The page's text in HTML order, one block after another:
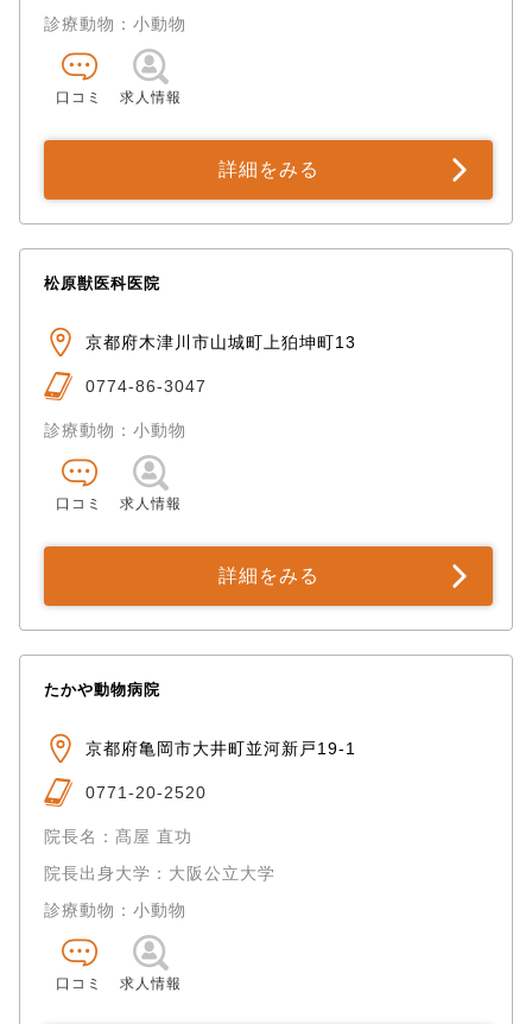
診療動物：小動物
口コミ 求人情報
詳細をみる
松原獣医科医院
京都府木津川市山城町上狛坤町13
0774-86-3047
診療動物：小動物
口コミ 求人情報
詳細をみる
たかや動物病院
京都府亀岡市大井町並河新戸19-1
0771-20-2520
院長名：髙屋 直功
院長出身大学：大阪公立大学
診療動物：小動物
口コミ 求人情報